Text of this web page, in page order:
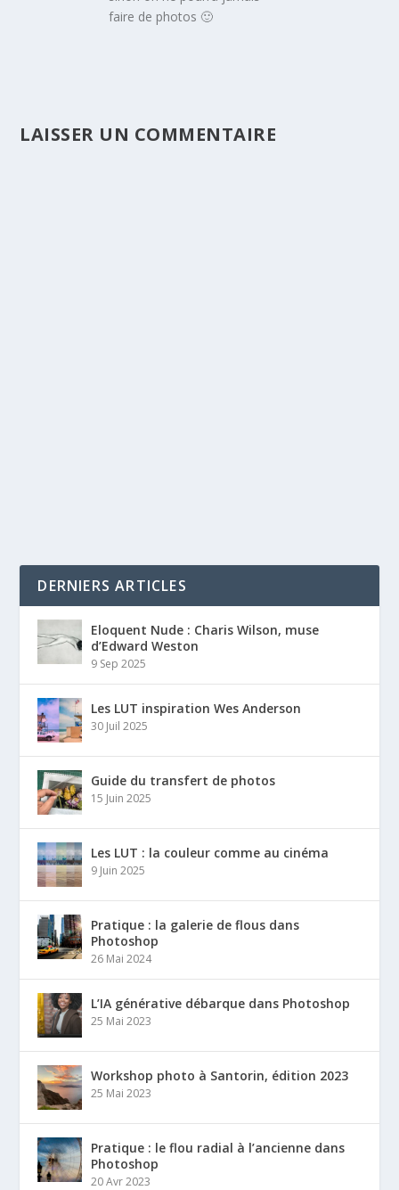
faire de photos 🙂
LAISSER UN COMMENTAIRE
DERNIERS ARTICLES
Eloquent Nude : Charis Wilson, muse
d’Edward Weston
9 Sep 2025
Les LUT inspiration Wes Anderson
30 Juil 2025
Guide du transfert de photos
15 Juin 2025
Les LUT : la couleur comme au cinéma
9 Juin 2025
Pratique : la galerie de flous dans
Photoshop
26 Mai 2024
L’IA générative débarque dans Photoshop
25 Mai 2023
Workshop photo à Santorin, édition 2023
25 Mai 2023
Pratique : le flou radial à l’ancienne dans
Photoshop
20 Avr 2023